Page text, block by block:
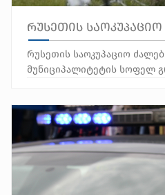
რუსეთის საოკუპაციო
რუსეთის საოკუპაციო
მუნიციპალიტეტის სოფელ